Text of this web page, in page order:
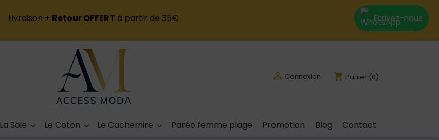
Livraison + Retour OFFERT à partir de 35€ Écrivez-nous
 Connexion shopping_cart Panier (0)
La Soie Le Coton Le Cachemire Paréo femme plage Promotion Blog Contact